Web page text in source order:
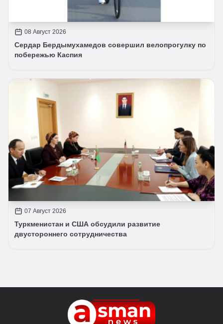
08 Август 2026
Сердар Бердымухамедов совершил велопрогулку по
побережью Каспия
07 Август 2026
Туркменистан и США обсудили развитие
двустороннего сотрудничества